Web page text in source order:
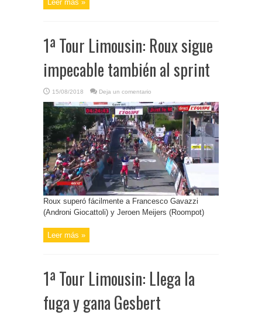
Leer más »
1ª Tour Limousin: Roux sigue
impecable también al sprint
15/08/2018 Deja un comentario
Roux superó fácilmente a Francesco Gavazzi
(Androni Giocattoli) y Jeroen Meijers (Roompot)
Leer más »
1ª Tour Limousin: Llega la
fuga y gana Gesbert